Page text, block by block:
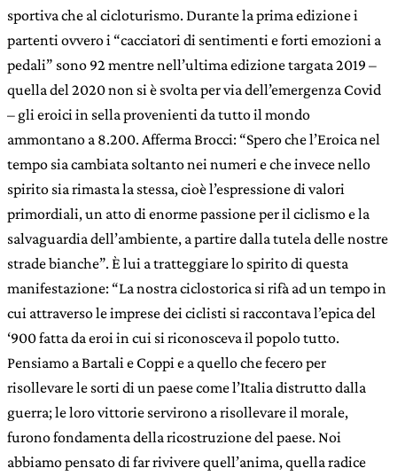
sportiva che al cicloturismo. Durante la prima edizione i
partenti ovvero i “cacciatori di sentimenti e forti emozioni a
pedali” sono 92 mentre nell’ultima edizione targata 2019 –
quella del 2020 non si è svolta per via dell’emergenza Covid
– gli eroici in sella provenienti da tutto il mondo
ammontano a 8.200. Afferma Brocci: “Spero che l’Eroica nel
tempo sia cambiata soltanto nei numeri e che invece nello
spirito sia rimasta la stessa, cioè l’espressione di valori
primordiali, un atto di enorme passione per il ciclismo e la
salvaguardia dell’ambiente, a partire dalla tutela delle nostre
strade bianche”. È lui a tratteggiare lo spirito di questa
manifestazione: “La nostra ciclostorica si rifà ad un tempo in
cui attraverso le imprese dei ciclisti si raccontava l’epica del
‘900 fatta da eroi in cui si riconosceva il popolo tutto.
Pensiamo a Bartali e Coppi e a quello che fecero per
risollevare le sorti di un paese come l’Italia distrutto dalla
guerra; le loro vittorie servirono a risollevare il morale,
furono fondamenta della ricostruzione del paese. Noi
abbiamo pensato di far rivivere quell’anima, quella radice